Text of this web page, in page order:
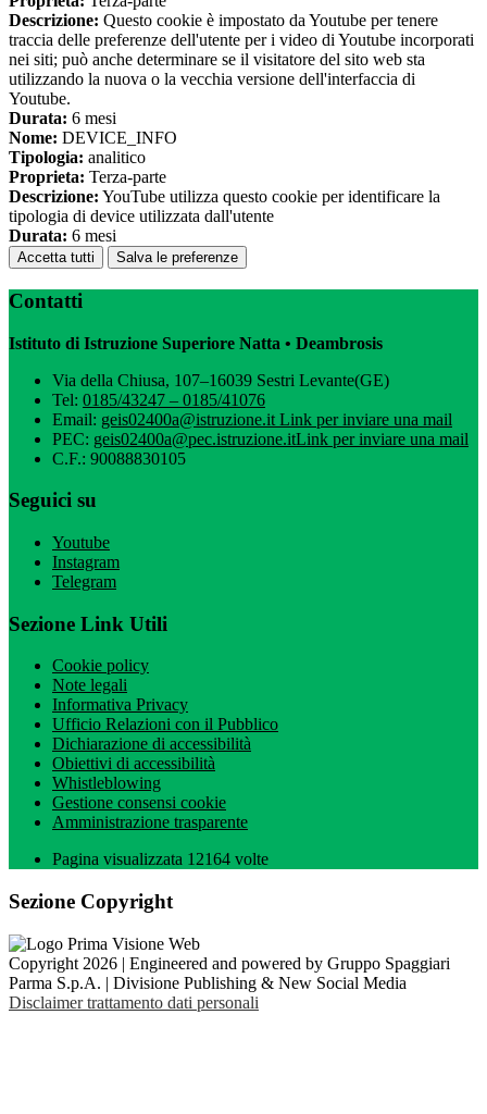
Descrizione: Questo cookie è impostato da Youtube per tenere
traccia delle preferenze dell'utente per i video di Youtube incorporati
nei siti; può anche determinare se il visitatore del sito web sta
utilizzando la nuova o la vecchia versione dell'interfaccia di
Youtube.
Durata: 6 mesi
Nome: DEVICE_INFO
Tipologia: analitico
Proprieta: Terza-parte
Descrizione: YouTube utilizza questo cookie per identificare la
tipologia di device utilizzata dall'utente
Durata: 6 mesi
Accetta tutti Salva le preferenze
Contatti
Istituto di Istruzione Superiore Natta • Deambrosis
Via della Chiusa, 107–16039 Sestri Levante(GE)
Tel: 0185/43247 – 0185/41076
Email: geis02400a@istruzione.it Link per inviare una mail
PEC: geis02400a@pec.istruzione.itLink per inviare una mail
C.F.: 90088830105
Seguici su
Youtube
Instagram
Telegram
Sezione Link Utili
Cookie policy
Note legali
Informativa Privacy
Ufficio Relazioni con il Pubblico
Dichiarazione di accessibilità
Obiettivi di accessibilità
Whistleblowing
Gestione consensi cookie
Amministrazione trasparente
Pagina visualizzata 12164 volte
Sezione Copyright
Copyright 2026 | Engineered and powered by Gruppo Spaggiari
Parma S.p.A. | Divisione Publishing & New Social Media
Disclaimer trattamento dati personali